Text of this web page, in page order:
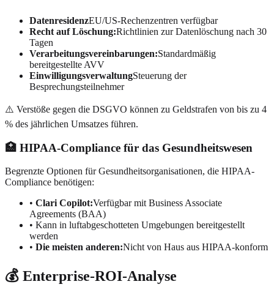
DatenresidenzEU/US-Rechenzentren verfügbar
Recht auf Löschung:Richtlinien zur Datenlöschung nach 30
Tagen
Verarbeitungsvereinbarungen:Standardmäßig
bereitgestellte AVV
EinwilligungsverwaltungSteuerung der
Besprechungsteilnehmer
⚠️ Verstöße gegen die DSGVO können zu Geldstrafen von bis zu 4
% des jährlichen Umsatzes führen.
🏥 HIPAA-Compliance für das Gesundheitswesen
Begrenzte Optionen für Gesundheitsorganisationen, die HIPAA-
Compliance benötigen:
• Clari Copilot:Verfügbar mit Business Associate
Agreements (BAA)
• Kann in luftabgeschotteten Umgebungen bereitgestellt
werden
• Die meisten anderen:Nicht von Haus aus HIPAA-konform
💰 Enterprise-ROI-Analyse